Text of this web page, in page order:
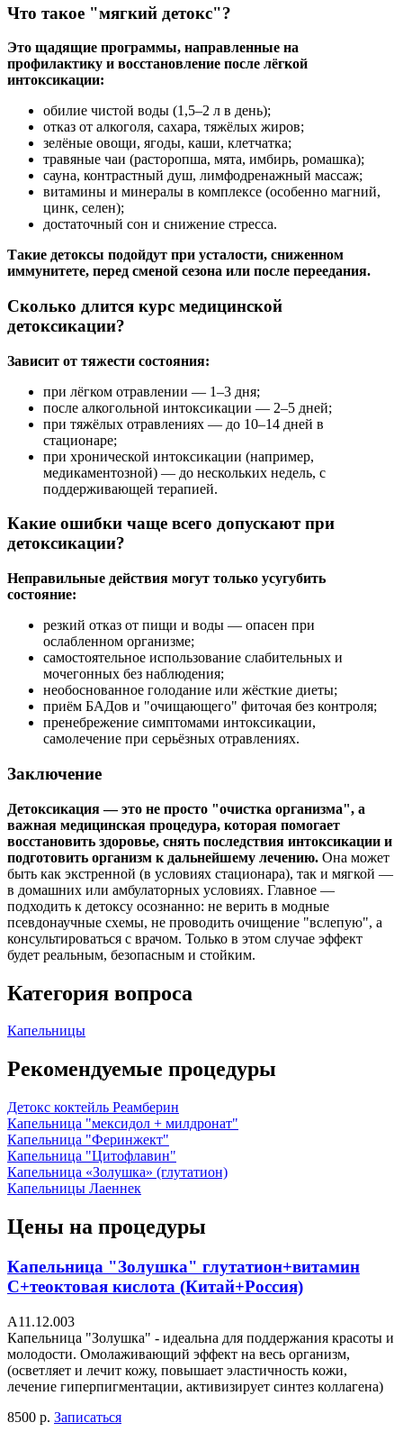
Что такое "мягкий детокс"?
Это щадящие программы, направленные на
профилактику и восстановление после лёгкой
интоксикации:
обилие чистой воды (1,5–2 л в день);
отказ от алкоголя, сахара, тяжёлых жиров;
зелёные овощи, ягоды, каши, клетчатка;
травяные чаи (расторопша, мята, имбирь, ромашка);
сауна, контрастный душ, лимфодренажный массаж;
витамины и минералы в комплексе (особенно магний,
цинк, селен);
достаточный сон и снижение стресса.
Такие детоксы подойдут при усталости, сниженном
иммунитете, перед сменой сезона или после переедания.
Сколько длится курс медицинской
детоксикации?
Зависит от тяжести состояния:
при лёгком отравлении — 1–3 дня;
после алкогольной интоксикации — 2–5 дней;
при тяжёлых отравлениях — до 10–14 дней в
стационаре;
при хронической интоксикации (например,
медикаментозной) — до нескольких недель, с
поддерживающей терапией.
Какие ошибки чаще всего допускают при
детоксикации?
Неправильные действия могут только усугубить
состояние:
резкий отказ от пищи и воды — опасен при
ослабленном организме;
самостоятельное использование слабительных и
мочегонных без наблюдения;
необоснованное голодание или жёсткие диеты;
приём БАДов и "очищающего" фиточая без контроля;
пренебрежение симптомами интоксикации,
самолечение при серьёзных отравлениях.
Заключение
Детоксикация — это не просто "очистка организма", а
важная медицинская процедура, которая помогает
восстановить здоровье, снять последствия интоксикации и
подготовить организм к дальнейшему лечению. Она может
быть как экстренной (в условиях стационара), так и мягкой —
в домашних или амбулаторных условиях. Главное —
подходить к детоксу осознанно: не верить в модные
псевдонаучные схемы, не проводить очищение "вслепую", а
консультироваться с врачом. Только в этом случае эффект
будет реальным, безопасным и стойким.
Категория вопроса
Капельницы
Рекомендуемые процедуры
Детокс коктейль Реамберин
Капельница "мексидол + милдронат"
Капельница "Феринжект"
Капельница "Цитофлавин"
Капельница «Золушка» (глутатион)
Капельницы Лаеннек
Цены на процедуры
Капельница "Золушка" глутатион+витамин
С+теоктовая кислота (Китай+Россия)
А11.12.003
Капельница "Золушка" - идеальна для поддержания красоты и
молодости. Омолаживающий эффект на весь организм,
(осветляет и лечит кожу, повышает эластичность кожи,
лечение гиперпигментации, активизирует синтез коллагена)
8500 р. Записаться